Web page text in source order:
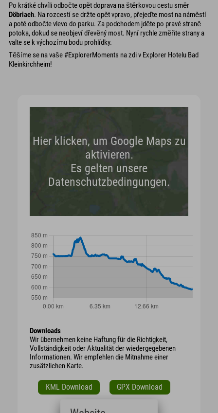
Po krátké chvíli odbočte opět doprava na štěrkovou cestu směr
Döbriach. Na rozcestí se držte opět vpravo, přejeďte most na náměstí
a poté odbočte vlevo do parku. Za podchodem jděte po pravé straně
potoka, dokud se neobjeví dřevěný most. Nyní rychle změňte strany a
valte se k výchozímu bodu prohlídky.
Těšíme se na vaše #ExplorerMoments na zdi v Explorer Hotelu Bad
Kleinkirchheim!
Hier klicken, um Google Maps zu
aktivieren.
Es gelten unsere
Datenschutzbedingungen.
Downloads
Wir übernehmen keine Haftung für die Richtigkeit,
Vollständigkeit oder Aktualität der wiedergegebenen
Informationen. Wir empfehlen die Mitnahme einer
zusätzlichen Karte.
KML Download GPX Download